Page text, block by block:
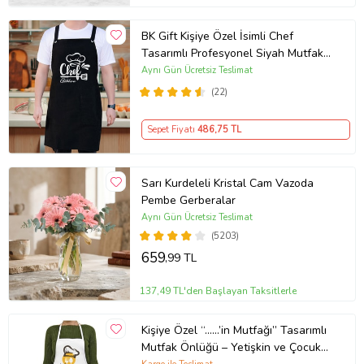
BK Gift Kişiye Özel İsimli Chef
Tasarımlı Profesyonel Siyah Mutfak
Önlüğü, Aşçı Önlüğü, Şef Önlüğü,
Arkadaşa Hediye-5
(22)
Aynı Gün Ücretsiz Teslimat
Sepet Fiyatı 486,75 TL
Sarı Kurdeleli Kristal Cam Vazoda
Pembe Gerberalar
(5203)
Aynı Gün Ücretsiz Teslimat
659,99 TL
137,49 TL'den Başlayan Taksitlerle
Kişiye Özel “……’in Mutfağı” Tasarımlı
Mutfak Önlüğü – Yetişkin ve Çocuk